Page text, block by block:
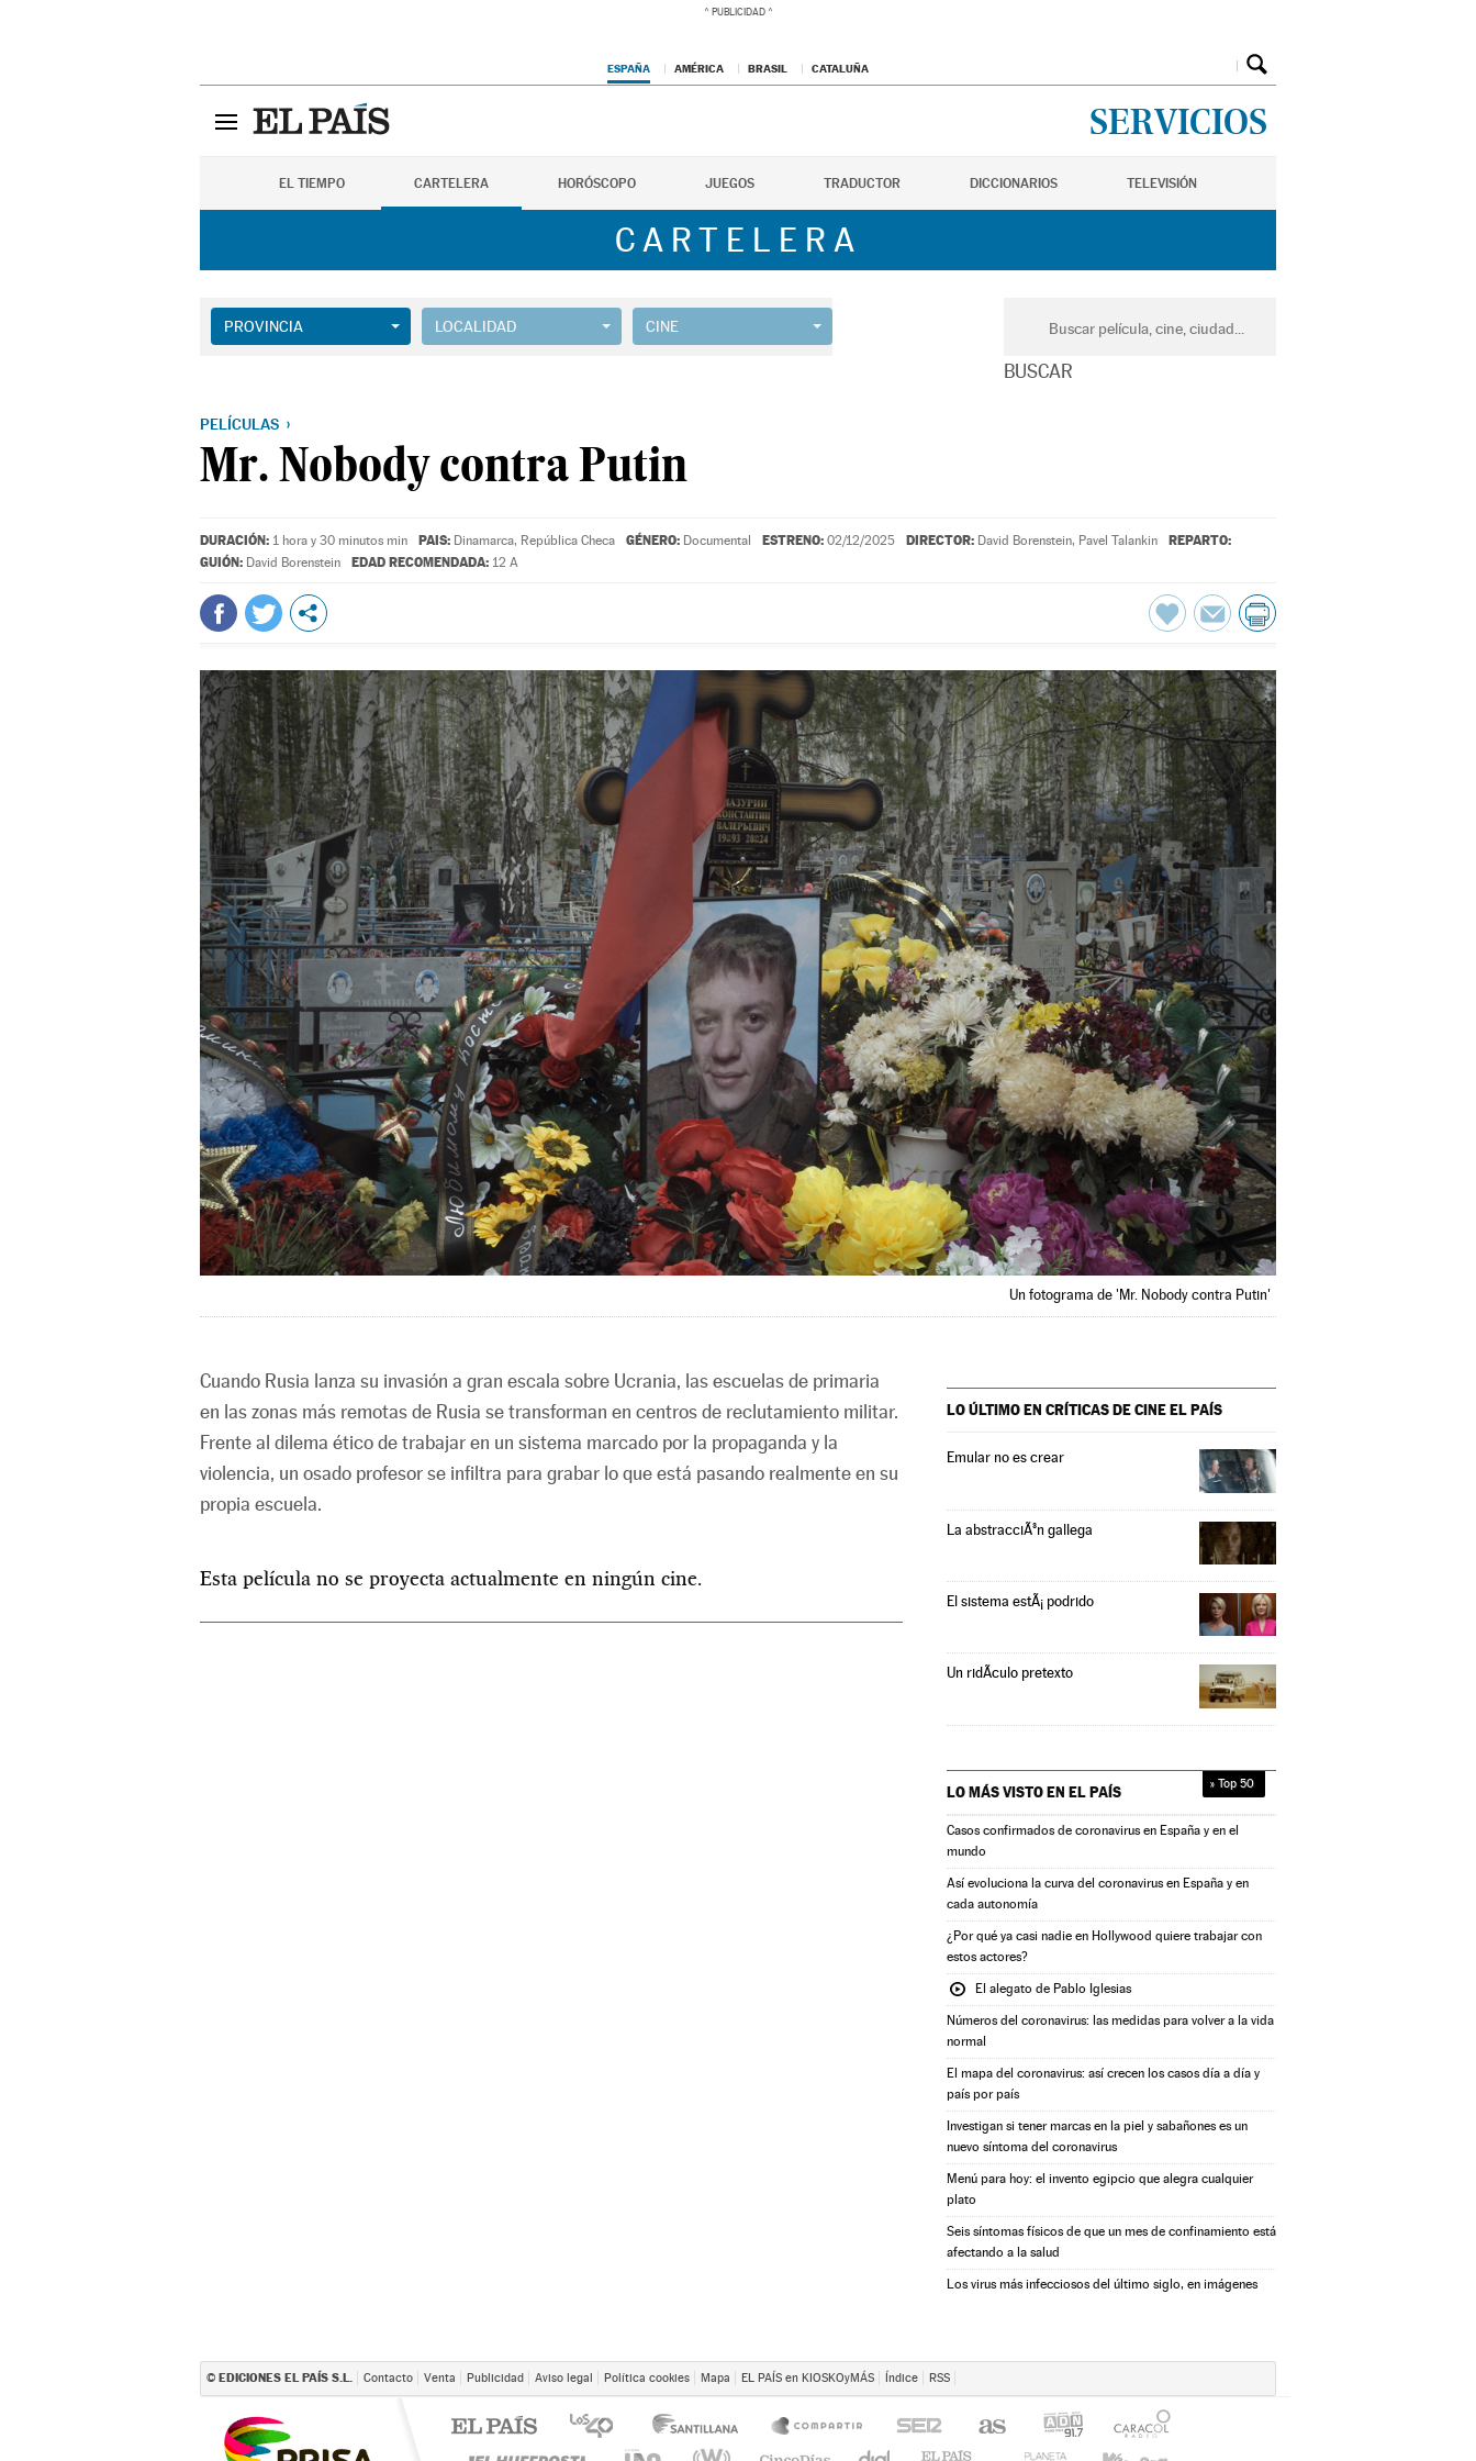
ESPAÑA AMÉRICA BRASIL CATALUÑA
SERVICIOS
EL TIEMPO CARTELERA HORÓSCOPO JUEGOS TRADUCTOR DICCIONARIOS TELEVISIÓN
CARTELERA
PROVINCIA LOCALIDAD CINE
PELÍCULAS
Mr. Nobody contra Putin
DURACIÓN: 1 hora y 30 minutos min PAIS: Dinamarca, República Checa GÉNERO: Documental ESTRENO: 02/12/2025 DIRECTOR: David Borenstein, Pavel Talankin
REPARTO:
GUIÓN: David Borenstein EDAD RECOMENDADA: 12 A
Un fotograma de 'Mr. Nobody contra Putin'
Cuando Rusia lanza su invasión a gran escala sobre Ucrania, las escuelas de primaria
en las zonas más remotas de Rusia se transforman en centros de reclutamiento militar.
Frente al dilema ético de trabajar en un sistema marcado por la propaganda y la
violencia, un osado profesor se infiltra para grabar lo que está pasando realmente en su
propia escuela.
Esta película no se proyecta actualmente en ningún cine.
LO ÚLTIMO EN CRÍTICAS DE CINEEL PAÍS
Emular no es crear
La abstracciÃ³n gallega
El sistema estÃ¡ podrido
Un ridÃ­culo pretexto
LO MÁS VISTO EN EL PAÍS » Top 50
Casos confirmados de coronavirus en España y en el
mundo
Así evoluciona la curva del coronavirus en España y en
cada autonomía
¿Por qué ya casi nadie en Hollywood quiere trabajar con
estos actores?
El alegato de Pablo Iglesias
Números del coronavirus: las medidas para volver a la vida
normal
El mapa del coronavirus: así crecen los casos día a día y
país por país
Investigan si tener marcas en la piel y sabañones es un
nuevo síntoma del coronavirus
Menú para hoy: el invento egipcio que alegra cualquier
plato
Seis síntomas físicos de que un mes de confinamiento está
afectando a la salud
Los virus más infecciosos del último siglo, en imágenes
© EDICIONES EL PAÍS S.L. Contacto Venta Publicidad Aviso legal Política cookies Mapa EL PAÍS en KIOSKOyMÁS Índice RSS